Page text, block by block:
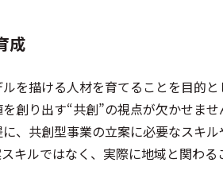
成
を描ける人材を育てることを目的
創り出す“共創”の視点が欠かせませ
、共創型事業の立案に必要なスキ
キルではなく、実際に地域と関わ